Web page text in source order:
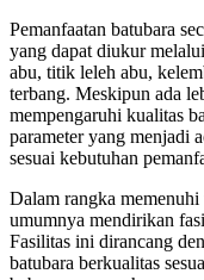
Pemanfaatan batubara
yang dapat diukur
abu, titik leleh abu,
terbang. Meskipun ada
mempengaruhi kualitas
parameter yang menjadi
sesuai kebutuhan
Dalam rangka
umumnya mendirikan
Fasilitas ini dirancang
batubara berkualitas